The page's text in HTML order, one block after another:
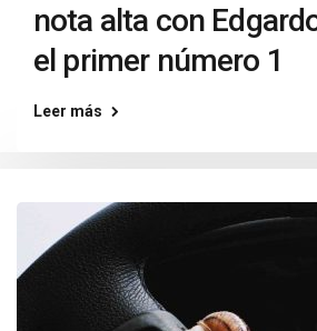
nota alta con
el primer número 1
Leer más